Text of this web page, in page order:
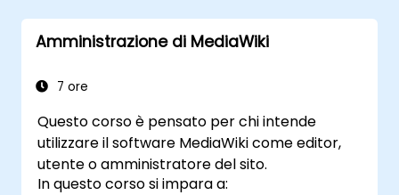
Amministrazione di MediaWiki
7 ore
Questo corso è pensato per chi intende
utilizzare il software MediaWiki come editor,
utente o amministratore del sito.
In questo corso si impara a: